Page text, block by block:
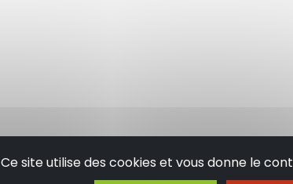
Ce site utilise des cookies et vous donne le